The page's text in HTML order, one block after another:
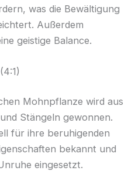
was die Bewältigung
Außerdem
geistige Balance.
Mohnpflanze wird aus
Stängeln gewonnen.
für ihre beruhigenden
bekannt und
eingesetzt.